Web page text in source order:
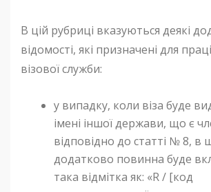
В цій рубриці вказуються деякі
відомості, які призначені для
візової служби:
у випадку, коли віза буде
імені іншої держави, що є
відповідно до статті № 8, в
додатково повинна буде
така відмітка як: «R / [код